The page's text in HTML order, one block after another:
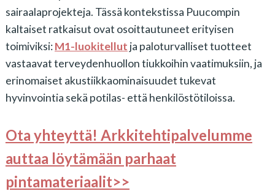
sairaalaprojekteja. Tässä kontekstissa Puucompin
kaltaiset ratkaisut ovat osoittautuneet erityisen
toimiviksi:M1-luokitellut ja paloturvalliset tuotteet
vastaavat terveydenhuollon tiukkoihin vaatimuksiin, ja
erinomaiset akustiikkaominaisuudet tukevat
hyvinvointia sekä potilas- että henkilöstötiloissa.
Ota yhteyttä! Arkkitehtipalvelumme
auttaa löytämään parhaat
pintamateriaalit>>